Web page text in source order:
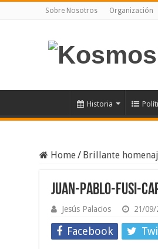
Sobre Nosotros Organización
Historia
Home/ Brillante
Juan-Pablo-Fusi-
Jesús Palacios 21/09/
Facebook